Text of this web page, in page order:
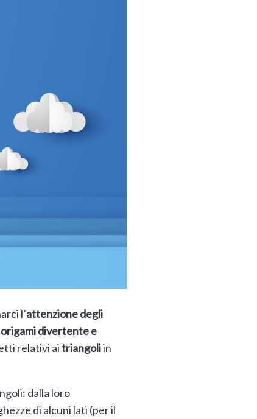
l’attenzione degli
divertente e
relativi aitriangoliin
dalla loro
di alcuni lati (per il